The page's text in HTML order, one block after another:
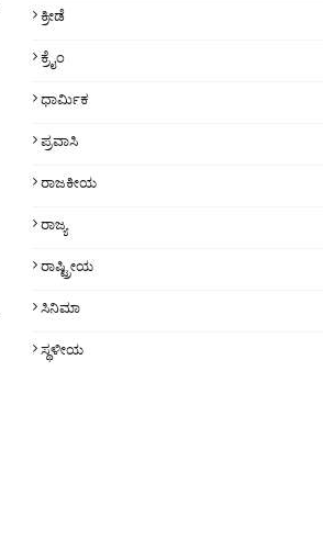
ಕ್ರೀಡೆ
ಕ್ರೈಂ
ಧಾರ್ಮಿಕ
ಪ್ರವಾಸಿ
ರಾಜಕೀಯ
ರಾಜ್ಯ
ರಾಷ್ಟ್ರೀಯ
ಸಿನಿಮಾ
ಸ್ಥಳೀಯ